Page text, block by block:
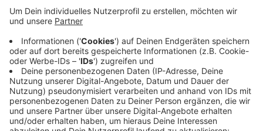
Neben einigen Weihnachtsmarkbesuchern sollen auch
Mitarbeitende des Winterdorfs an dem Tumult
beteiligt gewesen sein. Die Hintergründe des Streits
sind völlig unklar, berichtet die Polizei. Einige Beteiligte
hätten mit Pfefferspray gesprüht, danach seien
Fäuste geflogen.